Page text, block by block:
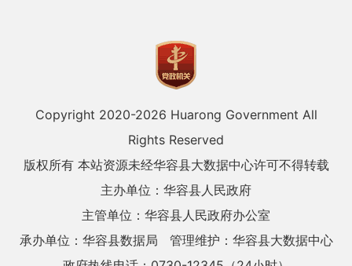
Copyright 2020-2026 Huarong Government All
Rights Reserved
版权所有 本站资源未经华容县大数据中心许可不得转载
主办单位：华容县人民政府
主管单位：华容县人民政府办公室
承办单位：华容县数据局
管理维护：华容县大数据中心